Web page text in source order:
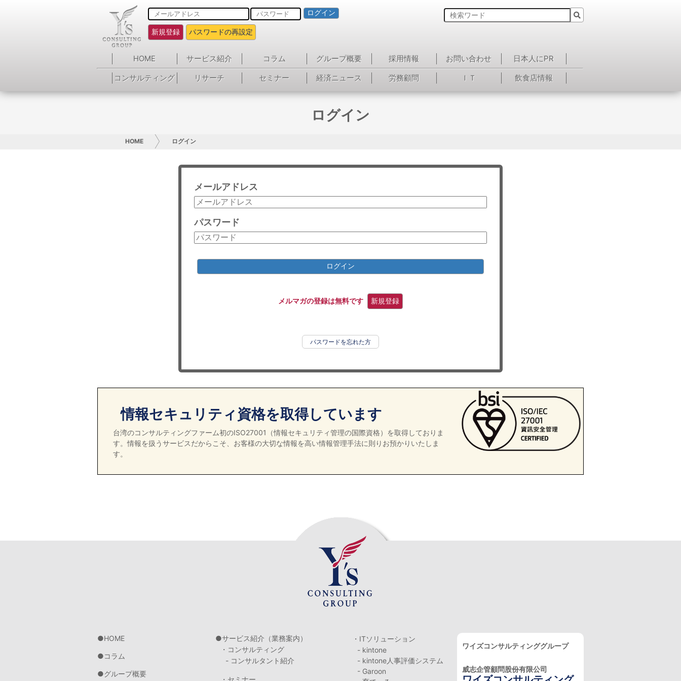
ログイン
新規登録 パスワードの再設定
HOME サービス紹介 コラム グループ概要 採用情報 お問い合わせ
日本人にPR
コンサルティング
リサーチ セミナー 経済ニュース 労務顧問 ＩＴ 飲食店情報
ログイン
HOME ログイン
メールアドレス
パスワード
ログイン
メルマガの登録は無料です 新規登録
パスワードを忘れた方
情報セキュリティ資格を取得しています
台湾のコンサルティングファーム初のISO27001（情報セキュリティ管理の国際資格）を取得しておりま
す。情報を扱うサービスだからこそ、お客様の大切な情報を高い情報管理手法に則りお預かりいたしま
す。
HOME
コラム
グループ概要
サービス紹介（業務案内）
・コンサルティング
- コンサルタント紹介
・セミナー
・ITソリューション
- kintone
- kintone人事評価システム
- Garoon
ワイズコンサルティンググループ
威志企管顧問股份有限公司